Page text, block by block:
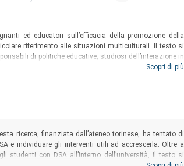
ed educatori sull’efficacia della promozione della
riferimento alle situazioni multiculturali. Il testo si
di politiche educative, studiosi dell’interazione in
in corsi di laurea, laurea magistrale e master riguardanti
Scopri di più
ricerca, finanziata dall’ateneo torinese, ha tentato di
e individuare gli interventi utili ad accrescerla. Oltre a
studenti con DSA all’interno dell’università, il testo si